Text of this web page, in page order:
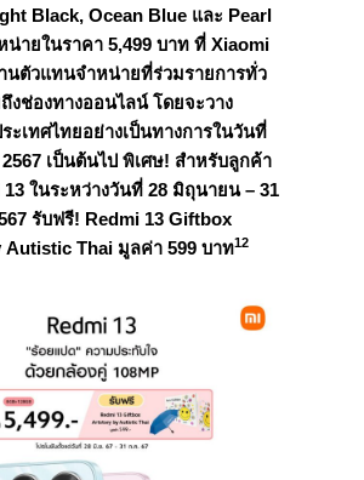
Black, Ocean Blue และ Pearl
น่ายในราคา 5,499 บาท ที่ Xiaomi
นตัวแทนจำหน่ายที่ร่วมรายการทั่ว
งช่องทางออนไลน์ โดยจะวาง
ะเทศไทยอย่างเป็นทางการในวันที่
เป็นต้นไป พิเศษ! สำหรับลูกค้า
ในระหว่างวันที่ 28 มิถุนายน – 31
รับฟรี! Redmi 13 Giftbox
Thai มูลค่า 599 บาท12